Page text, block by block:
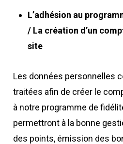
L’adhésion au
/ La création d’un
site
Les données personnelles
traitées afin de créer le
à notre programme de
permettront à la bonne
des points, émission des